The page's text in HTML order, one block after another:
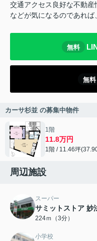
交通アクセス良好な不動
などが気になるのであれば
無料
無料
カーサ杉並 の募集中物件
1階
11.8万円
1階 / 11.46坪
周辺施設
スーパー
サミットストア 妙
224ｍ（3分）
小学校